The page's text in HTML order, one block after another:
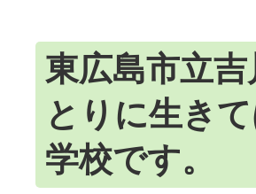
東広島市立
とりに生き
学校です。